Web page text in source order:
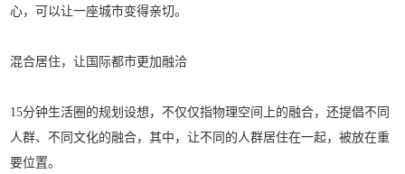
心，可以让一座城市变得亲切。
混合居住，让国际都市更加融洽
15分钟生活圈的规划设想，不仅仅指物理空间上的融合，还提倡不同
人群、不同文化的融合，其中，让不同的人群居住在一起，被放在重
要位置。